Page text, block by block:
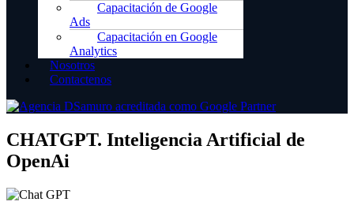
Capacitación de Google
Ads
Capacitación en Google
Analytics
Nosotros
Contactenos
CHATGPT. Inteligencia Artificial de
OpenAi